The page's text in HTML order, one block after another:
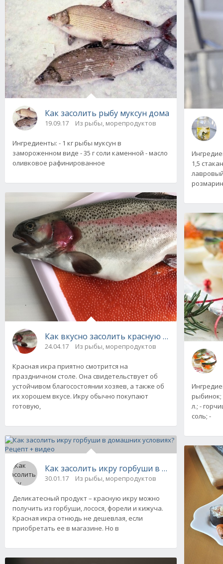
Как засолить рыбу муксун дома
19.09.17 Из рыбы, морепродуктов
Ингредиенты: - 1 кг рыбы муксун в
замороженном виде - 35 г соли каменной - масло
оливковое рафинированное
Как вкусно засолить красную икру в
24.04.17 Из рыбы, морепродуктов
Красная икра приятно смотрится на
праздничном столе. Она свидетельствует об
устойчивом благосостоянии хозяев, а также об
их хорошем вкусе. Икру обычно покупают
готовую,
Как засолить икру горбуши в домашних
30.01.17 Из рыбы, морепродуктов
Деликатесный продукт – красную икру можно
получить из горбуши, лосося, форели и кижуча.
Красная икра отнюдь не дешевлая, если
приобретать ее в магазине. Но в
1,5
рыбинок;
л.; -
соль; -